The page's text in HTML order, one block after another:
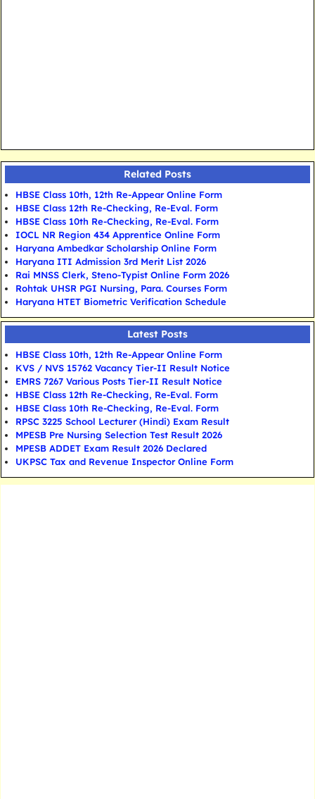
Related Posts
HBSE Class 10th, 12th Re-Appear Online Form
HBSE Class 12th Re-Checking, Re-Eval. Form
HBSE Class 10th Re-Checking, Re-Eval. Form
IOCL NR Region 434 Apprentice Online Form
Haryana Ambedkar Scholarship Online Form
Haryana ITI Admission 3rd Merit List 2026
Rai MNSS Clerk, Steno-Typist Online Form 2026
Rohtak UHSR PGI Nursing, Para. Courses Form
Haryana HTET Biometric Verification Schedule
Latest Posts
HBSE Class 10th, 12th Re-Appear Online Form
KVS / NVS 15762 Vacancy Tier-II Result Notice
EMRS 7267 Various Posts Tier-II Result Notice
HBSE Class 12th Re-Checking, Re-Eval. Form
HBSE Class 10th Re-Checking, Re-Eval. Form
RPSC 3225 School Lecturer (Hindi) Exam Result
MPESB Pre Nursing Selection Test Result 2026
MPESB ADDET Exam Result 2026 Declared
UKPSC Tax and Revenue Inspector Online Form